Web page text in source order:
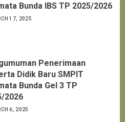
Bunda IBS TP 2025/2026
17, 2025
Penerimaan
Didik Baru SMPIT
Bunda Gel 3 TP
2026
6, 2025